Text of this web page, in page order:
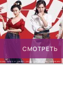
СМОТРЕТЬ